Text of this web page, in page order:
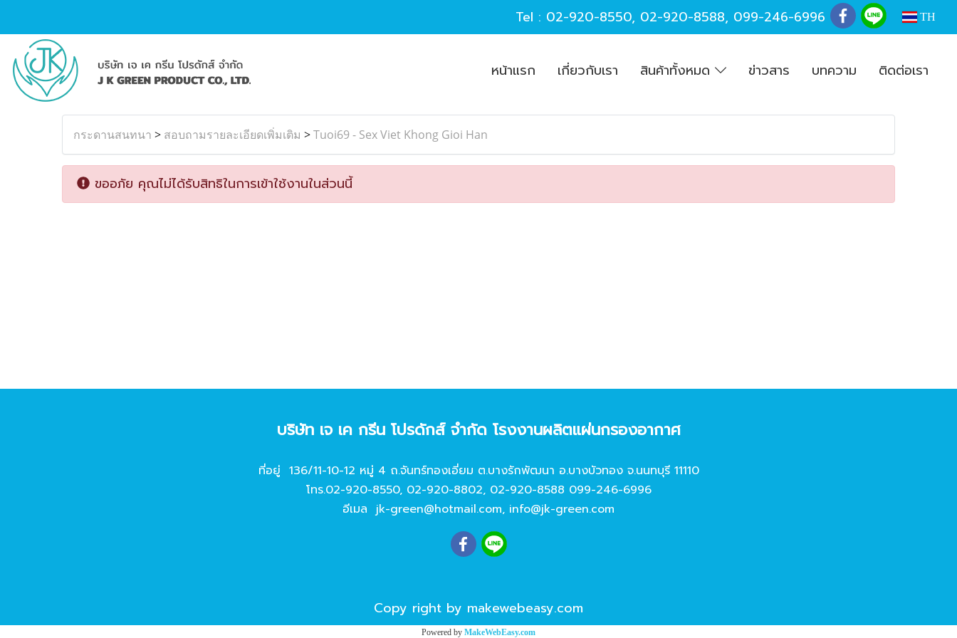
Tel : 02-920-8550, 02-920-8588, 099-246-6996 TH
หน้าแรก เกี่ยวกับเรา สินค้าทั้งหมด ข่าวสาร บทความ ติดต่อเรา
กระดานสนทนา > สอบถามรายละเอียดเพิ่มเติม >Tuoi69 - Sex Viet Khong Gioi Han
ขออภัย คุณไม่ได้รับสิทธิในการเข้าใช้งานในส่วนนี้
บริษัท เจ เค กรีน โปรดักส์ จํากัด โรงงานผลิตแผ่นกรองอากาศ
ที่อยู่ 136/11-10-12 หมู่ 4 ถ.จันทร์ทองเอี่ยม ต.บางรักพัฒนา อ.บางบัวทอง จ.นนทบุรี 11110
โทร.02-920-8550, 02-920-8802, 02-920-8588 099-246-6996
อีเมล jk-green@hotmail.com, info@jk-green.com
Copy right by makewebeasy.com
Powered by MakeWebEasy.com